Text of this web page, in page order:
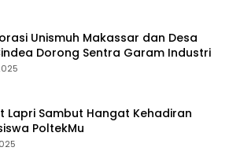
Unismuh Makassar dan Desa
Dorong Sentra Garam Industri
Lapri Sambut Hangat Kehadiran
PoltekMu